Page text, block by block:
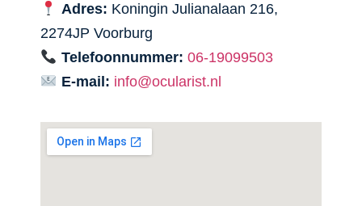
Adres: Koningin Julianalaan 216,
2274JP Voorburg
Telefoonnummer: 06-19099503
E-mail: info@ocularist.nl